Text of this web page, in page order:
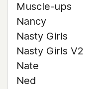
Muscle-ups
Nancy
Nasty Girls
Nasty Girls V2
Nate
Ned